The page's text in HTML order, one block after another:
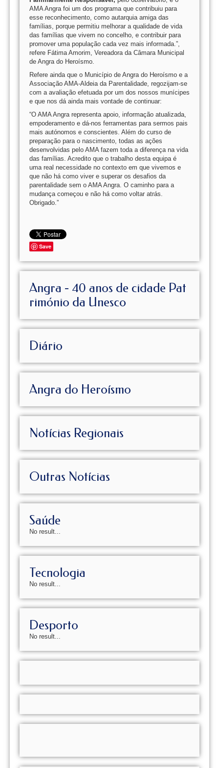
AMA Angra foi um dos programa que contribuiu para
esse reconhecimento, como autarquia amiga das
famílias, porque permitiu melhorar a qualidade de vida
das famílias que vivem no concelho, e contribuir para
promover uma população cada vez mais informada.”,
refere Fátima Amorim, Vereadora da Câmara Municipal
de Angra do Heroísmo.
Refere ainda que o Município de Angra do Heroísmo e a
Associação AMA-Aldeia da Parentalidade, regozijam-se
com a avaliação efetuada por um dos nossos munícipes
e que nos dá ainda mais vontade de continuar:
“O AMA Angra representa apoio, informação atualizada,
empoderamento e dá-nos ferramentas para sermos pais
mais autónomos e conscientes. Além do curso de
preparação para o nascimento, todas as ações
desenvolvidas pelo AMA fazem toda a diferença na vida
das famílias. Acredito que o trabalho desta equipa é
uma real necessidade no contexto em que vivemos e
que não há como viver e superar os desafios da
parentalidade sem o AMA Angra. O caminho para a
mudança começou e não há como voltar atrás.
Obrigado.”
Save
Angra - 40 anos de cidade Pat
rimónio da Unesco
Diário
Angra do Heroísmo
Notícias Regionais
Outras Notícias
Saúde
No result...
Tecnologia
No result...
Desporto
No result...